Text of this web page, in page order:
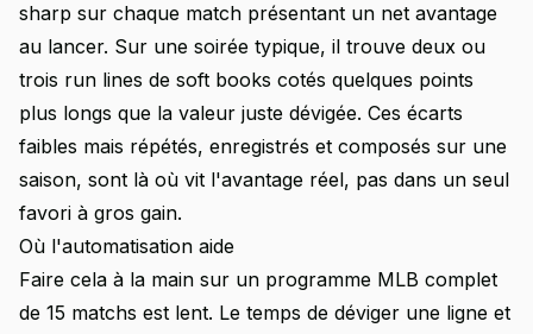
sharp sur chaque match présentant un net avantage
au lancer. Sur une soirée typique, il trouve deux ou
trois run lines de soft books cotés quelques points
plus longs que la valeur juste dévigée. Ces écarts
faibles mais répétés, enregistrés et composés sur une
saison, sont là où vit l'avantage réel, pas dans un seul
favori à gros gain.
Où l'automatisation aide
Faire cela à la main sur un programme MLB complet
de 15 matchs est lent. Le temps de déviger une ligne et